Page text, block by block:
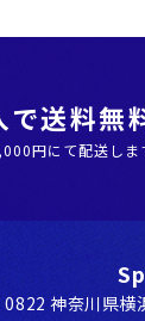
送料無
円にて配送しま
神奈川県横